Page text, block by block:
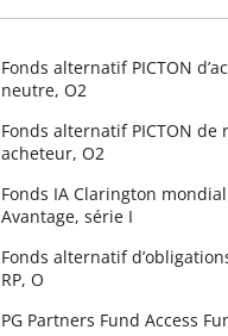
Description
Fonds alternatif PICTON
neutre, O2
Fonds alternatif PICTON de
acheteur, O2
Fonds IA Clarington
Avantage, série I
Fonds alternatif
RP, O
PG Partners Fund Access